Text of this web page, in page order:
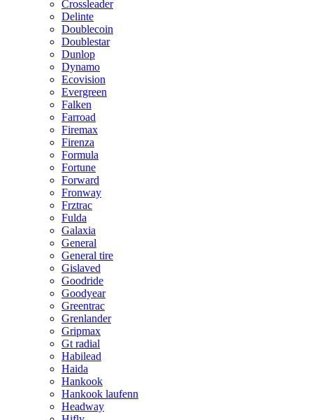
Crossleader
Delinte
Doublecoin
Doublestar
Dunlop
Dynamo
Ecovision
Evergreen
Falken
Farroad
Firemax
Firenza
Formula
Fortune
Forward
Fronway
Frztrac
Fulda
Galaxia
General
General tire
Gislaved
Goodride
Goodyear
Greentrac
Grenlander
Gripmax
Gt radial
Habilead
Haida
Hankook
Hankook laufenn
Headway